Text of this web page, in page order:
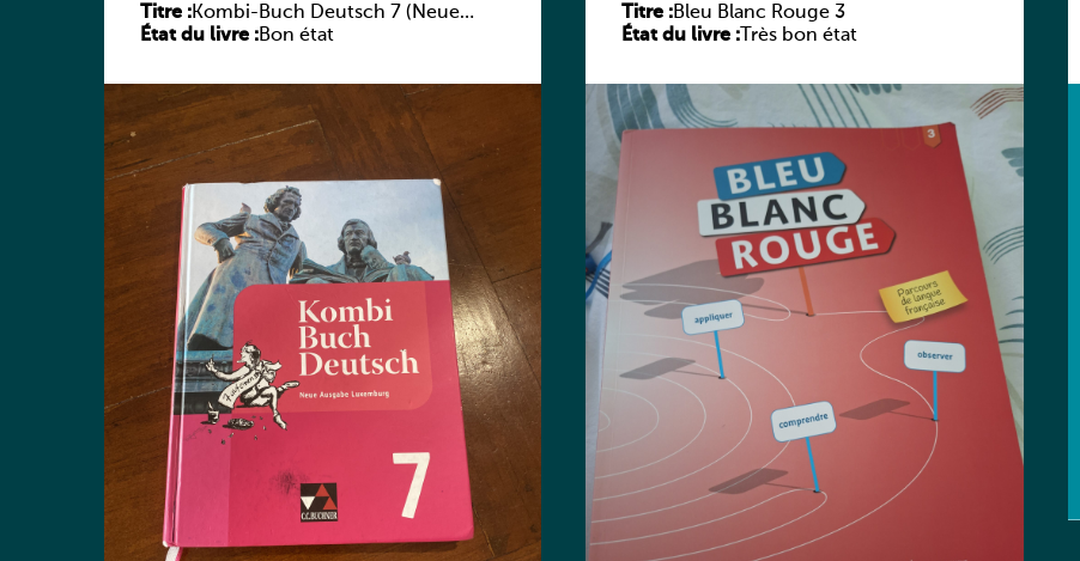
Titre :Kombi-Buch Deutsch 7 (Neue
Ausgabe Luxemburg)
État du livre :Bon état
Titre :Bleu Blanc Rouge 3
État du livre : Très bon état